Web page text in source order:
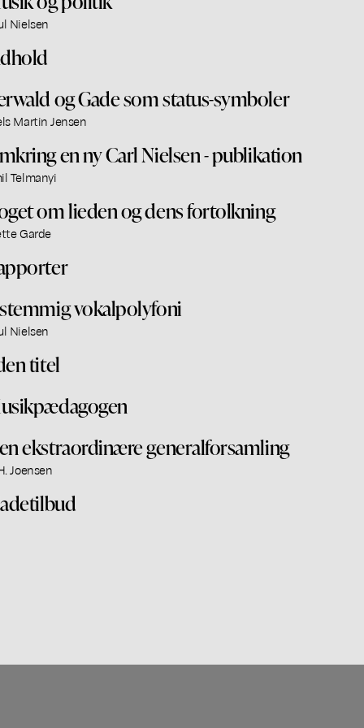
Nielsen
og Gade som status-symboler
Martin Jensen
en ny Carl Nielsen - publikation
Telmanyi
om lieden og dens fortolkning
Garde
vokalpolyfoni
Nielsen
titel
ekstraordinære generalforsamling
Joensen